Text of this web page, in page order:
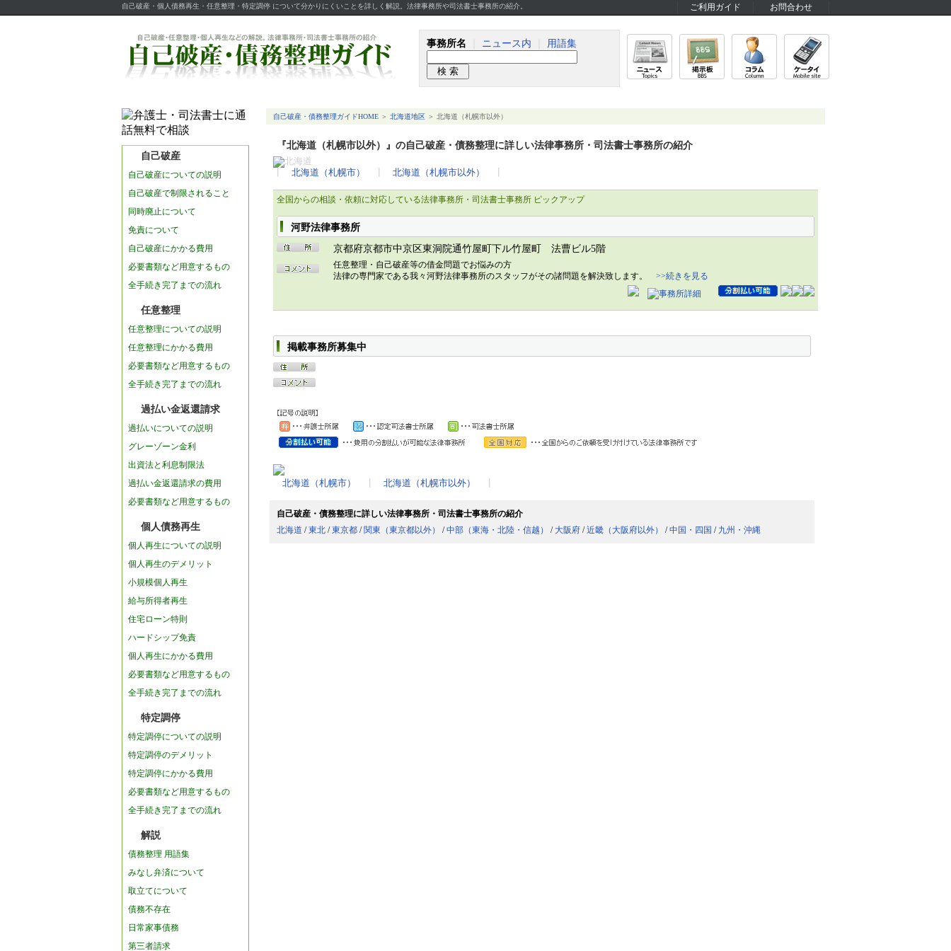
自己破産・個人債務再生・任意整理・特定調停 について分かりにくいことを詳しく解説。法律事務所や司法書士事務所の紹介。 ご利用ガイド お問合わせ
事務所名 ニュース内 用語集
自己破産
自己破産についての説明
自己破産で制限されること
同時廃止について
免責について
自己破産にかかる費用
必要書類など用意するもの
全手続き完了までの流れ
任意整理
任意整理についての説明
任意整理にかかる費用
必要書類など用意するもの
全手続き完了までの流れ
過払い金返還請求
過払いについての説明
グレーゾーン金利
出資法と利息制限法
過払い金返還請求の費用
必要書類など用意するもの
個人債務再生
個人再生についての説明
個人再生のデメリット
小規模個人再生
給与所得者再生
住宅ローン特則
ハードシップ免責
個人再生にかかる費用
必要書類など用意するもの
全手続き完了までの流れ
特定調停
特定調停についての説明
特定調停のデメリット
特定調停にかかる費用
必要書類など用意するもの
全手続き完了までの流れ
解説
債務整理 用語集
みなし弁済について
取立てについて
債務不存在
日常家事債務
第三者請求
自己破産・債務整理ガイドHOME ＞ 北海道地区 ＞ 北海道（札幌市以外）
『北海道（札幌市以外）』の自己破産・債務整理に詳しい法律事務所・司法書士事務所の紹介
北海道（札幌市） 北海道（札幌市以外）
全国からの相談・依頼に対応している法律事務所・司法書士事務所 ピックアップ
河野法律事務所
京都府京都市中京区東洞院通竹屋町下ル竹屋町 法曹ビル5階
任意整理・自己破産等の借金問題でお悩みの方
法律の専門家である我々河野法律事務所のスタッフがその諸問題を解決致します。 >>続きを見る
掲載事務所募集中
北海道（札幌市） 北海道（札幌市以外）
自己破産・債務整理に詳しい法律事務所・司法書士事務所の紹介
北海道 /東北 /東京都 / 関東（東京都以外） /中部（東海・北陸・信越） / 大阪府 /近畿（大阪府以外） /中国・四国 / 九州・沖縄